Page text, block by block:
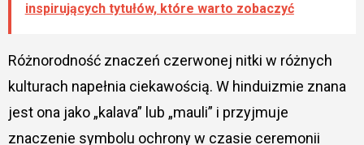
inspirujących tytułów, które warto zobaczyć
Różnorodność znaczeń czerwonej nitki w różnych
kulturach napełnia ciekawością. W hinduizmie znana
jest ona jako „kalava” lub „mauli” i przyjmuje
znaczenie symbolu ochrony w czasie ceremonii